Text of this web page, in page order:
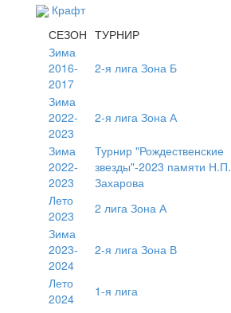
Крафт
СЕЗОН ТУРНИР
Зима
2016-
2017
2-я лига Зона Б
Зима
2022-
2023
2-я лига Зона А
Зима
2022-
2023
Турнир "Рождественские
звезды"-2023 памяти Н.П.
Захарова
Лето
2023
2 лига Зона А
Зима
2023-
2024
2-я лига Зона В
Лето
2024
1-я лига